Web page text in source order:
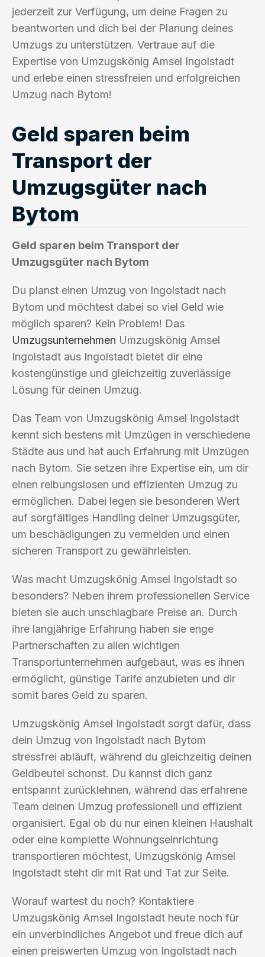
jederzeit zur Verfügung, um deine Fragen zu
beantworten und dich bei der Planung deines
Umzugs zu unterstützen. Vertraue auf die
Expertise von Umzugskönig Amsel Ingolstadt
und erlebe einen stressfreien und erfolgreichen
Umzug nach Bytom!
Geld sparen beim
Transport der
Umzugsgüter nach
Bytom
Geld sparen beim Transport der
Umzugsgüter nach Bytom
Du planst einen Umzug von Ingolstadt nach
Bytom und möchtest dabei so viel Geld wie
möglich sparen? Kein Problem! Das
Umzugsunternehmen Umzugskönig Amsel
Ingolstadt aus Ingolstadt bietet dir eine
kostengünstige und gleichzeitig zuverlässige
Lösung für deinen Umzug.
Das Team von Umzugskönig Amsel Ingolstadt
kennt sich bestens mit Umzügen in verschiedene
Städte aus und hat auch Erfahrung mit Umzügen
nach Bytom. Sie setzen ihre Expertise ein, um dir
einen reibungslosen und effizienten Umzug zu
ermöglichen. Dabei legen sie besonderen Wert
auf sorgfältiges Handling deiner Umzugsgüter,
um beschädigungen zu vermeiden und einen
sicheren Transport zu gewährleisten.
Was macht Umzugskönig Amsel Ingolstadt so
besonders? Neben ihrem professionellen Service
bieten sie auch unschlagbare Preise an. Durch
ihre langjährige Erfahrung haben sie enge
Partnerschaften zu allen wichtigen
Transportunternehmen aufgebaut, was es ihnen
ermöglicht, günstige Tarife anzubieten und dir
somit bares Geld zu sparen.
Umzugskönig Amsel Ingolstadt sorgt dafür, dass
dein Umzug von Ingolstadt nach Bytom
stressfrei abläuft, während du gleichzeitig deinen
Geldbeutel schonst. Du kannst dich ganz
entspannt zurücklehnen, während das erfahrene
Team deinen Umzug professionell und effizient
organisiert. Egal ob du nur einen kleinen Haushalt
oder eine komplette Wohnungseinrichtung
transportieren möchtest, Umzugskönig Amsel
Ingolstadt steht dir mit Rat und Tat zur Seite.
Worauf wartest du noch? Kontaktiere
Umzugskönig Amsel Ingolstadt heute noch für
ein unverbindliches Angebot und freue dich auf
einen preiswerten Umzug von Ingolstadt nach